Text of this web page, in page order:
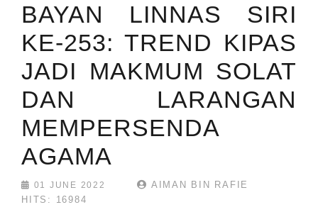
BAYAN LINNAS SIRI
KE-253: TREND KIPAS
JADI MAKMUM SOLAT
DAN LARANGAN
MEMPERSENDA
AGAMA
01 JUNE 2022
AIMAN BIN RAFIE
HITS: 16984